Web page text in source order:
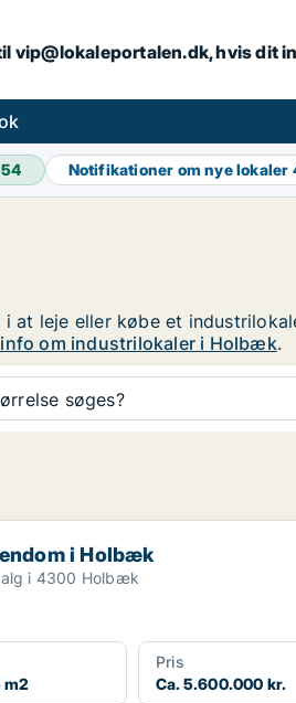
vip@lokaleportalen.dk, hvis dit
54 Notifikationer om nye lokaler
at leje eller købe et
info om industrilokaler i Holbæk.
søges?
i Holbæk
i Holbæk
i 4300 Holbæk
m2
Pris
Ca. 5.600.000 kr.